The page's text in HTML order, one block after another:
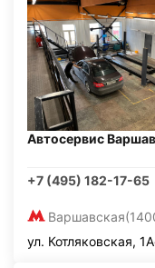
Автосервис
+7 (495) 182-17-65
Варшавская
ул. Котляковская,